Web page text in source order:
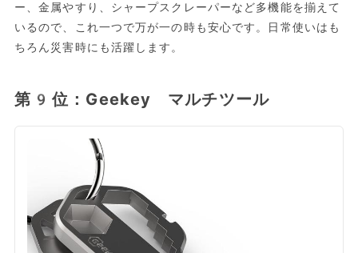
ー、金属やすり、シャープスクレーパーなど多機能を揃えて
いるので、これ一つで万が一の時も安心です。日常使いはも
ちろん災害時にも活躍します。
第9位：Geekey マルチツール